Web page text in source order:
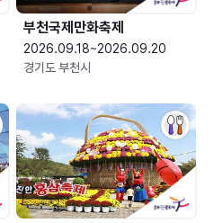
부천국제만화축제
2026.09.18~2026.09.20
경기도 부천시